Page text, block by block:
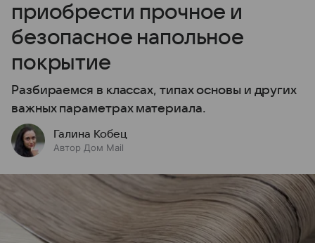
приобрести прочное и
безопасное напольное
покрытие
Разбираемся в классах, типах основы и других
важных параметрах материала.
Галина Кобец
Автор Дом Mail